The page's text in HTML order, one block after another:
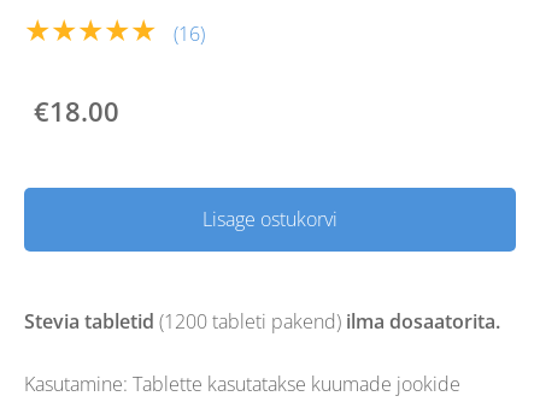
★★★★★ (16)
€18.00
Lisage ostukorvi
Stevia tabletid (1200 tableti pakend) ilma dosaatorita.
Kasutamine: Tablette kasutatakse kuumade jookide